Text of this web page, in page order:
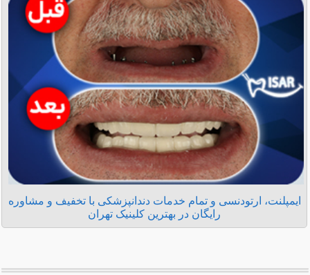
ایمپلنت، ارتودنسی و تمام خدمات دندانپزشکی با تخفیف و مشاوره
رایگان در بهترین کلینیک تهران